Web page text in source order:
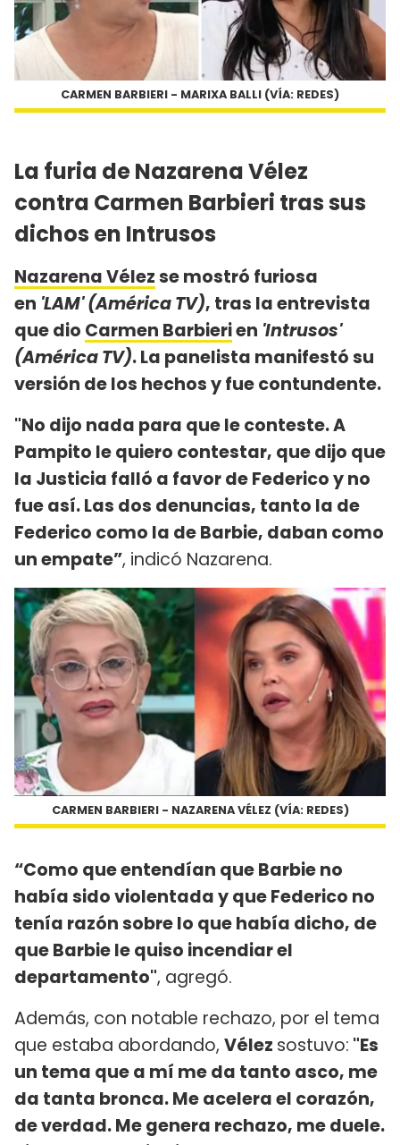
CARMEN BARBIERI - MARIXA BALLI (VÍA: REDES)
La furia de Nazarena Vélez
contra Carmen Barbieri tras sus
dichos en Intrusos
Nazarena Vélezse mostró furiosa
en 'LAM' (América TV), tras la entrevista
que dio Carmen Barbierien 'Intrusos'
(América TV). La panelista manifestó su
versión de los hechos y fue contundente.
"No dijo nada para que le conteste. A
Pampito le quiero contestar, que dijo que
la Justicia falló a favor de Federico y no
fue así. Las dos denuncias, tanto la de
Federico como la de Barbie, daban como
un empate”, indicó Nazarena.
CARMEN BARBIERI - NAZARENA VÉLEZ (VÍA: REDES)
“Como que entendían que Barbie no
había sido violentada y que Federico no
tenía razón sobre lo que había dicho, de
que Barbie le quiso incendiar el
departamento", agregó.
Además, con notable rechazo, por el tema
que estaba abordando, Vélez sostuvo: "Es
un tema que a mí me da tanto asco, me
da tanta bronca. Me acelera el corazón,
de verdad. Me genera rechazo, me duele.